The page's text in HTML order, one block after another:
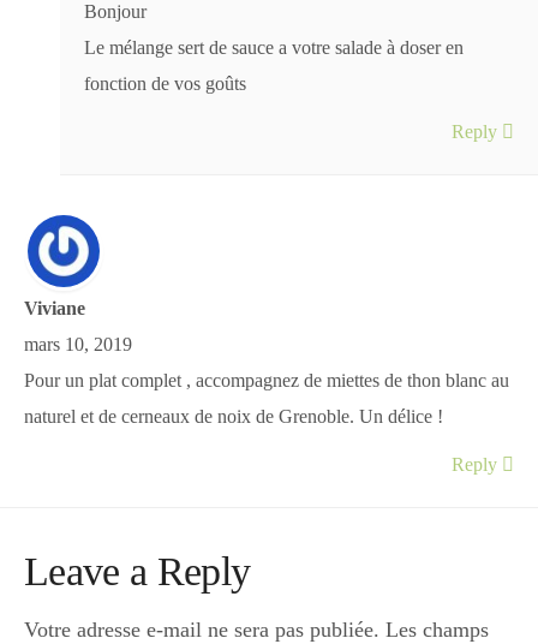
Bonjour
Le mélange sert de sauce a votre salade à doser en
fonction de vos goûts
Reply
Viviane
mars 10, 2019
Pour un plat complet , accompagnez de miettes de thon blanc au
naturel et de cerneaux de noix de Grenoble. Un délice !
Reply
Leave a Reply
Votre adresse e-mail ne sera pas publiée. Les champs